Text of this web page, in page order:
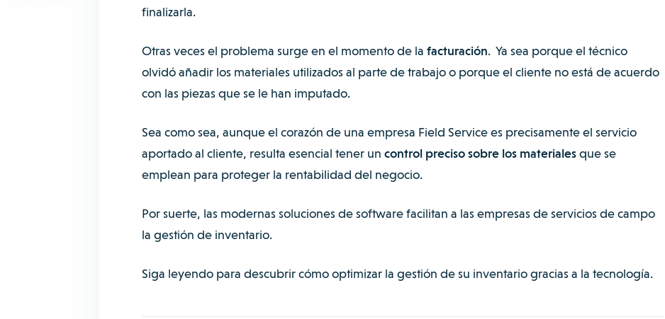
finalizarla.
Otras veces el problema surge en el momento de la facturación. Ya sea porque el técnico
olvidó añadir los materiales utilizados al parte de trabajo o porque el cliente no está de acuerdo
con las piezas que se le han imputado.
Sea como sea, aunque el corazón de una empresa Field Service es precisamente el servicio
aportado al cliente, resulta esencial tener un control preciso sobre los materialesque se
emplean para proteger la rentabilidad del negocio.
Por suerte, las modernas soluciones de software facilitan a las empresas de servicios de campo
la gestión de inventario.
Siga leyendo para descubrir cómo optimizar la gestión de su inventario gracias a la tecnología.